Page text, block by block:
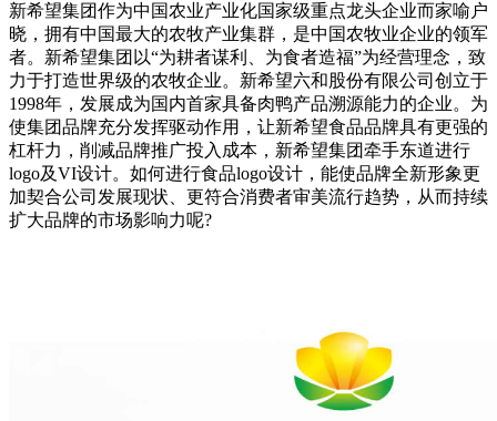
新希望集团作为中国农业产业化国家级重点龙头企业而家喻户
晓，拥有中国最大的农牧产业集群，是中国农牧业企业的领军
者。新希望集团以“为耕者谋利、为食者造福”为经营理念，致
力于打造世界级的农牧企业。新希望六和股份有限公司创立于
1998年，发展成为国内首家具备肉鸭产品溯源能力的企业。为
使集团品牌充分发挥驱动作用，让新希望食品品牌具有更强的
杠杆力，削减品牌推广投入成本，新希望集团牵手东道进行
logo及VI设计。如何进行食品logo设计，能使品牌全新形象更
加契合公司发展现状、更符合消费者审美流行趋势，从而持续
扩大品牌的市场影响力呢?